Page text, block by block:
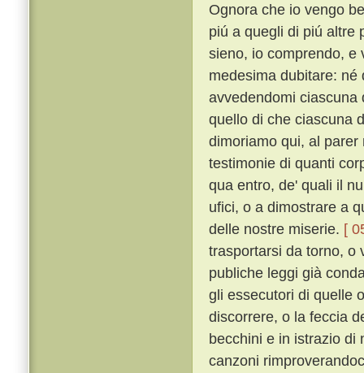
Ognora che io vengo
piú a quegli di piú altre
sieno, io comprendo, e
medesima dubitare:
avvedendomi ciascuna
quello di che ciascuna
dimoriamo qui, al
testimonie di quanti
qua entro, de' quali il
ufici, o a dimostrare a
delle nostre miserie. [
trasportarsi da torno, o
publiche leggi già
gli essecutori di quelle
discorrere, o la feccia
becchini e in istrazio di
canzoni